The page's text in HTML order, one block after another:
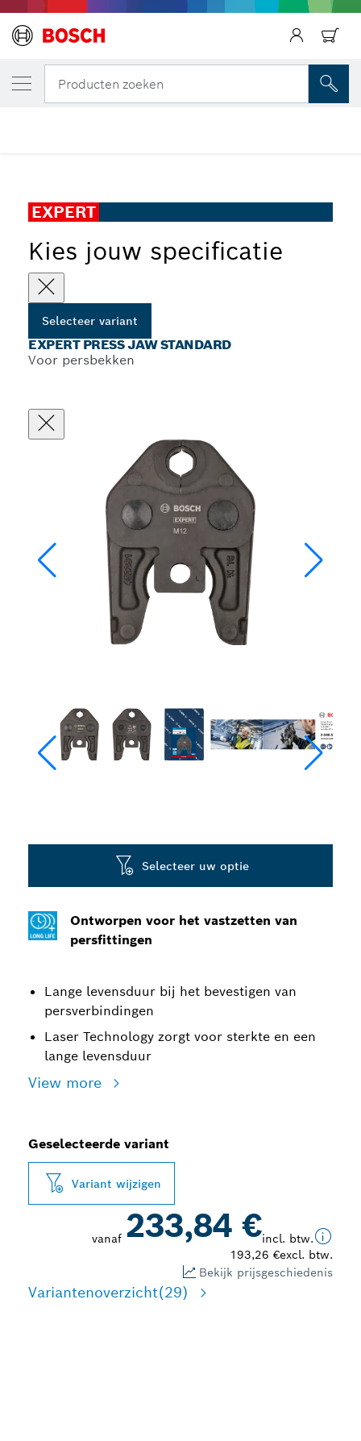
Producten zoeken
EXPERT
Kies jouw specificatie
Selecteer variant
EXPERT PRESS JAW STANDARD
Voor persbekken
Ontworpen voor het vastzetten van
persfittingen
Lange levensduur bij het bevestigen van
persverbindingen
Laser Technology zorgt voor sterkte en een
lange levensduur
View more
Selecteer uw optie
Geselecteerde variant
Variant wijzigen
vanaf 233,84 €incl. btw.
193,26 €excl. btw.
Bekijk prijsgeschiedenis
Variantenoverzicht(29)
JOUW GESELECTEERDE VARIANT
EXPERT Press Jaw Standard